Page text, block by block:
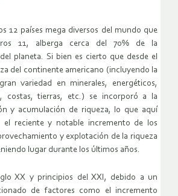
12 países mega diversos del mundo que
11, alberga cerca del 70% de la
planeta. Si bien es cierto que desde el
del continente americano (incluyendo la
variedad en minerales, energéticos,
costas, tierras, etc.) se incorporó a la
y acumulación de riqueza, lo que aquí
el reciente y notable incremento de los
y explotación de la riqueza
lugar durante los últimos años.
XX y principios del XXI, debido a un
de factores como el incremento